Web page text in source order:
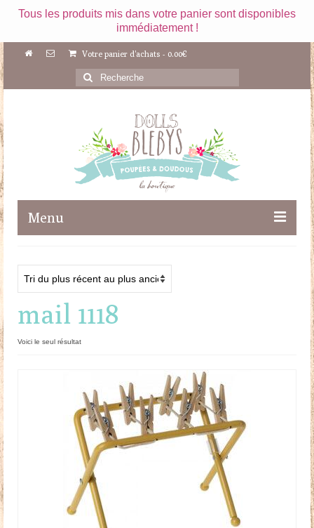
Tous les produits mis dans votre panier sont disponibles
immédiatement !
Votre panier d'achats - 0.00€
Rechercher
:
Menu
Maileg
Poupées
Doudous
Contact
mail 1118
Voici le seul résultat